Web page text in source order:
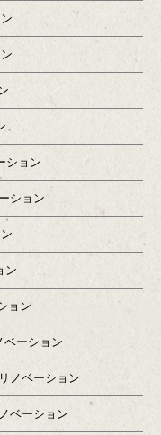
ション
ション
ン
ョン
ベーション
ノベーション
ベーション